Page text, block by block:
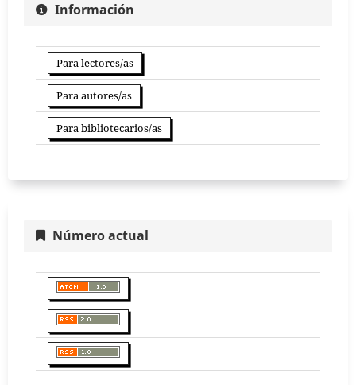
Información
Para lectores/as
Para autores/as
Para bibliotecarios/as
Número actual